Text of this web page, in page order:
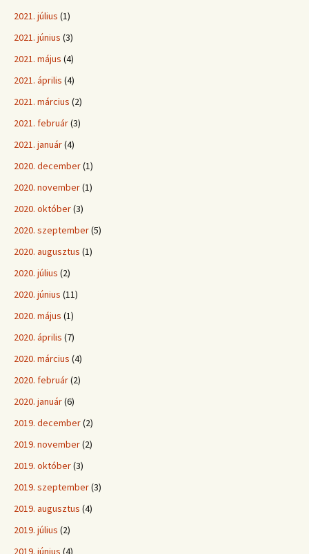
2021. július (1)
2021. június (3)
2021. május (4)
2021. április (4)
2021. március (2)
2021. február(3)
2021. január(4)
2020. december(1)
2020. november(1)
2020. október(3)
2020. szeptember(5)
2020. augusztus (1)
2020. július (2)
2020. június (11)
2020. május (1)
2020. április (7)
2020. március (4)
2020. február(2)
2020. január(6)
2019. december(2)
2019. november(2)
2019. október(3)
2019. szeptember(3)
2019. augusztus (4)
2019. július (2)
2019. június (4)